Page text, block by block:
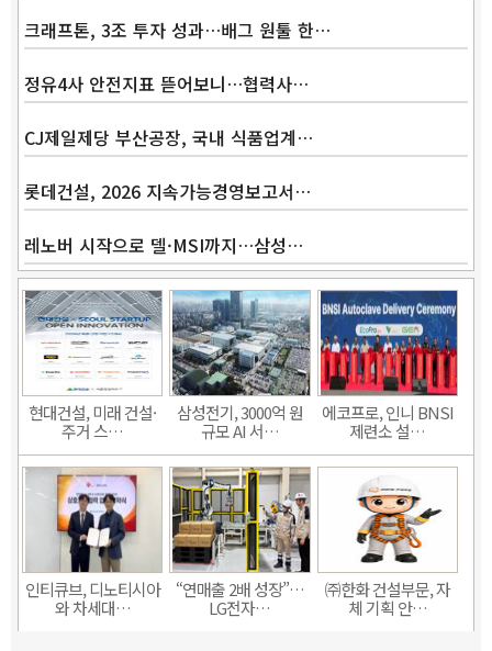
크래프톤, 3조 투자 성과…배그 원툴 한…
정유4사 안전지표 뜯어보니…협력사…
CJ제일제당 부산공장, 국내 식품업계…
롯데건설, 2026 지속가능경영보고서…
레노버 시작으로 델·MSI까지…삼성…
현대건설, 미래 건설·
주거 스…
삼성전기, 3000억 원
규모 AI 서…
에코프로, 인니 BNSI
제련소 설…
인티큐브, 디노티시아
와 차세대…
“연매출 2배 성장”…
LG전자…
㈜한화 건설부문, 자
체 기획 안…